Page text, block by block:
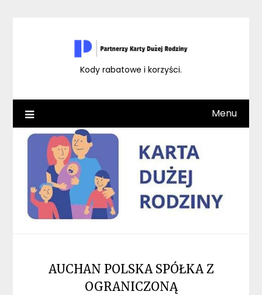
Kody rabatowe i korzyści.
Menu
AUCHAN POLSKA SPÓŁKA Z
OGRANICZONĄ